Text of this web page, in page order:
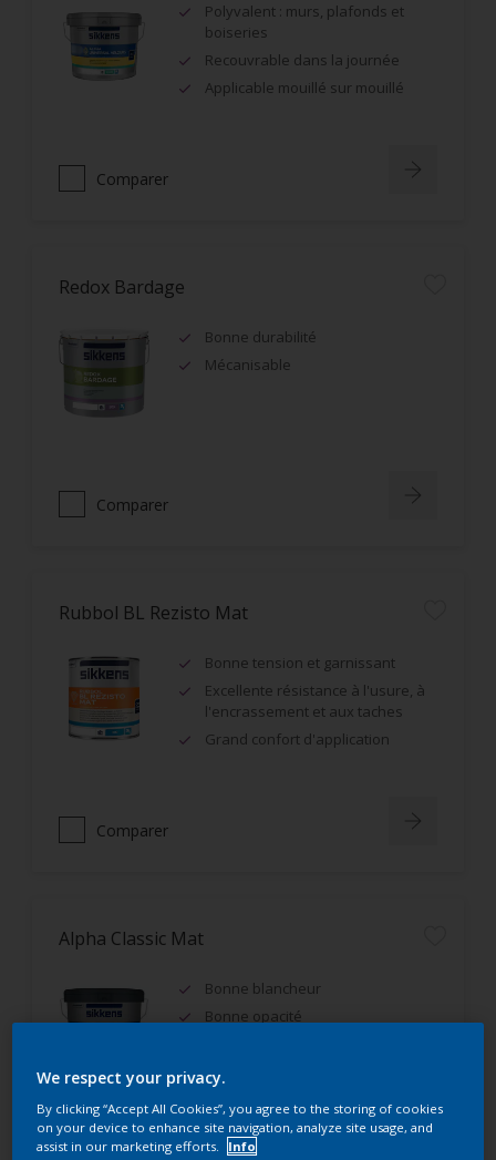
Polyvalent : murs, plafonds et
boiseries
Recouvrable dans la journée
Applicable mouillé sur mouillé
Comparer
Redox Bardage
Bonne durabilité
Mécanisable
Comparer
Rubbol BL Rezisto Mat
Bonne tension et garnissant
Excellente résistance à l'usure, à
l'encrassement et aux taches
Grand confort d'application
Comparer
Alpha Classic Mat
Bonne blancheur
Bonne opacité
Comparer
We respect your privacy.
By clicking “Accept All Cookies”, you agree to the storing of cookies
on your device to enhance site navigation, analyze site usage, and
assist in our marketing efforts.
Info